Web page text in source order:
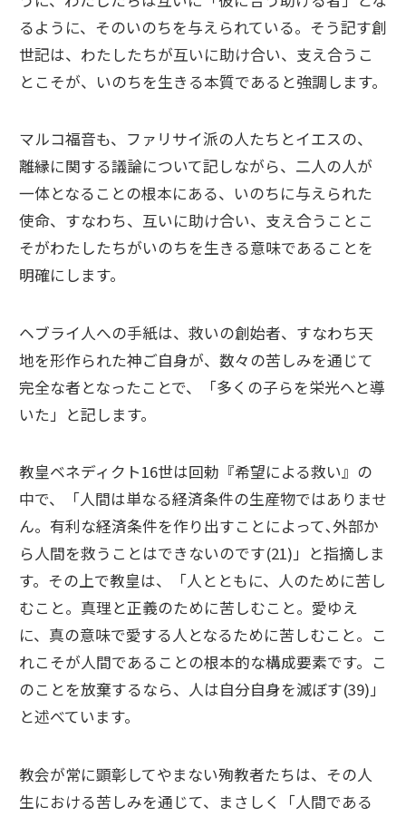
るように、そのいのちを与えられている。そう記す創
世記は、わたしたちが互いに助け合い、支え合うこ
とこそが、いのちを生きる本質であると強調します。
マルコ福音も、ファリサイ派の人たちとイエスの、
離縁に関する議論について記しながら、二人の人が
一体となることの根本にある、いのちに与えられた
使命、すなわち、互いに助け合い、支え合うことこ
そがわたしたちがいのちを生きる意味であることを
明確にします。
ヘブライ人への手紙は、救いの創始者、すなわち天
地を形作られた神ご自身が、数々の苦しみを通じて
完全な者となったことで、「多くの子らを栄光へと導
いた」と記します。
教皇ベネディクト16世は回勅『希望による救い』の
中で、「人間は単なる経済条件の生産物ではありませ
ん。有利な経済条件を作り出すことによって､外部か
ら人間を救うことはできないのです(21)」と指摘しま
す。その上で教皇は、「人とともに、人のために苦し
むこと。真理と正義のために苦しむこと。愛ゆえ
に、真の意味で愛する人となるために苦しむこと。こ
れこそが人間であることの根本的な構成要素です。こ
のことを放棄するなら、人は自分自身を滅ぼす(39)」
と述べています。
教会が常に顕彰してやまない殉教者たちは、その人
生における苦しみを通じて、まさしく「人間である